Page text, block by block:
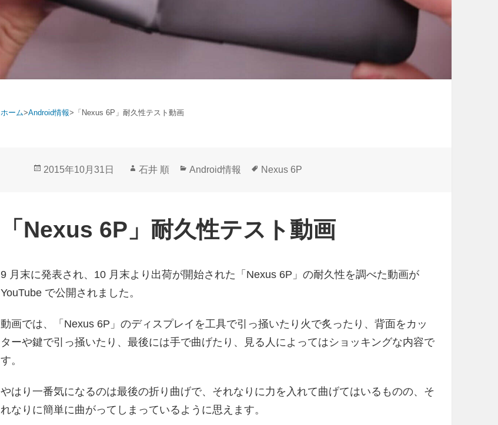
ホーム>Android情報> 「Nexus 6P」耐久性テスト動画
投
2015年10月31日
作
石井 順
カ
ー
Android情報
タ
Nexus 6P
「Nexus 6P」耐久性テスト動画
9 月末に発表され、10 月末より出荷が開始された「Nexus 6P」の耐久性を調べた動画が
YouTube で公開されました。
動画では、「Nexus 6P」のディスプレイを工具で引っ掻いたり火で炙ったり、背面をカッ
ターや鍵で引っ掻いたり、最後には手で曲げたり、見る人によってはショッキングな内容で
す。
やはり一番気になるのは最後の折り曲げで、それなりに力を入れて曲げてはいるものの、そ
れなりに簡単に曲がってしまっているように思えます。